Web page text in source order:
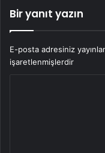
Bir yanıt yazın
E-posta adresiniz
işaretlenmişlerdir